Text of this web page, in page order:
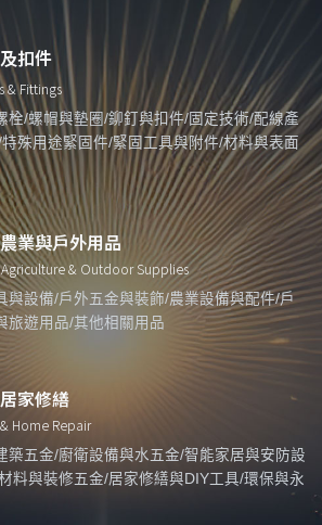
扣件
& Fittings
栓/螺帽與墊圈/鉚釘與扣件/固定技術/配線產
殊用途緊固件/緊固工具與附件/材料與表面
業與戶外用品
& Outdoor Supplies
與設備/戶外五金與裝飾/農業設備與配件/戶
旅遊用品/其他相關用品
家修繕
Home Repair
築五金/廚衛設備與水五金/智能家居與安防設
料與裝修五金/居家修繕與DIY工具/環保與永